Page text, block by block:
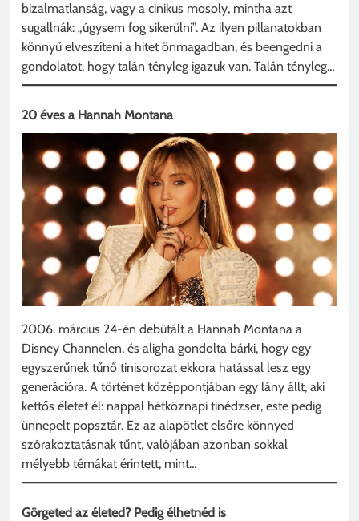
bizalmatlanság, vagy a cinikus mosoly, mintha azt
sugallnák: „úgysem fog sikerülni”. Az ilyen pillanatokban
könnyű elveszíteni a hitet önmagadban, és beengedni a
gondolatot, hogy talán tényleg igazuk van. Talán tényleg…
20 éves a Hannah Montana
2006. március 24-én debütált a Hannah Montana a
Disney Channelen, és aligha gondolta bárki, hogy egy
egyszerűnek tűnő tinisorozat ekkora hatással lesz egy
generációra. A történet középpontjában egy lány állt, aki
kettős életet él: nappal hétköznapi tinédzser, este pedig
ünnepelt popsztár. Ez az alapötlet elsőre könnyed
szórakoztatásnak tűnt, valójában azonban sokkal
mélyebb témákat érintett, mint…
Görgeted az életed? Pedig élhetnéd is